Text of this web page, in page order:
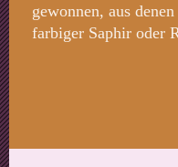
gewonnen, aus
farbiger Saphir oder